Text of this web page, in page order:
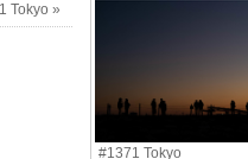
Tokyo »
#1371 Tokyo